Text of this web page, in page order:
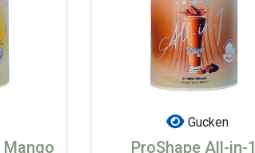
Mango
Gucken
ProShape All-in-1